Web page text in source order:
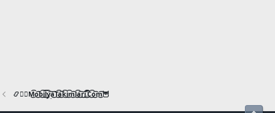
📿🧙‍♂️M͜͡o͜͡b͜͡i͜͡l͜͡y͜͡a͜͡T͜͡a͜͡k͜͡i͜͡m͜͡l͜͡a͜͡r͜͡i͜͡.͜͡C͜͡o͜͡m͜͡🦉